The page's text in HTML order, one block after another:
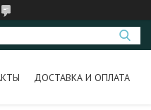
ДОСТАВКА И ОПЛАТА